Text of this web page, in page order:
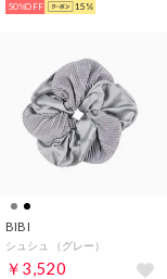
50%OFF 15%
BIBI
シュシュ （グレー）
￥3,520